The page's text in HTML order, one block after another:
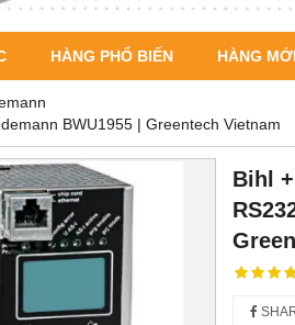
HÀNG PHỔ BIẾN HÀNG
BWU1955 | Greentech Vietnam
Bihl